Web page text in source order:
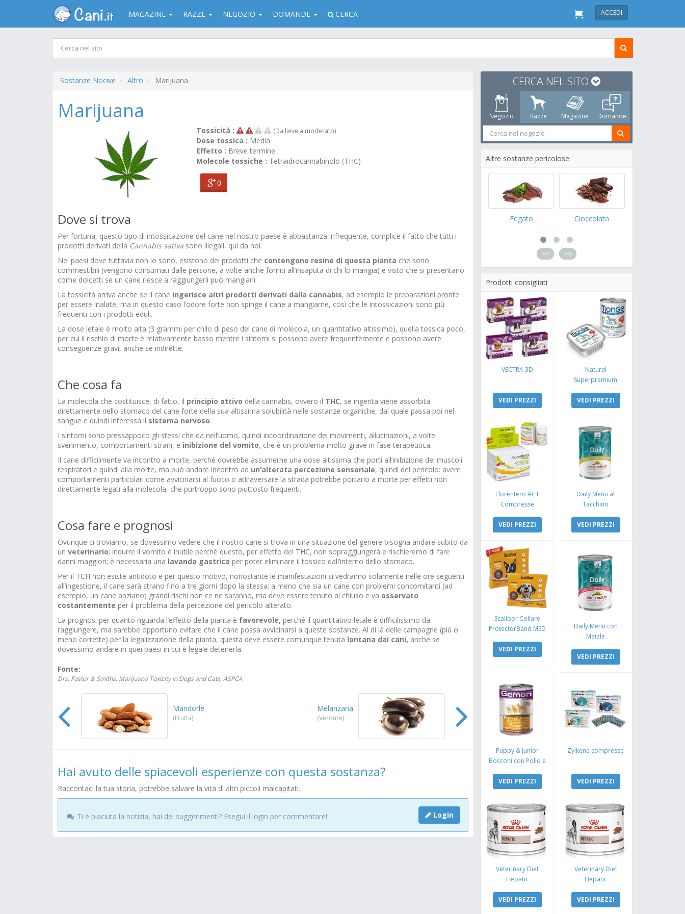
MAGAZINE RAZZE NEGOZIO DOMANDE CERCA ACCEDI
Sostanze Nocive Altro Marijuana
Marijuana
Tossicità : (Da lieve a moderato)
Dose tossica : Media
Effetto : Breve termine
Molecole tossiche : Tetraidrocannabinolo (THC)
0
Dove si trova
Per fortuna, questo tipo di intossicazione del cane nel nostro paese è abbastanza infrequente, complice il fatto che tutti i
prodotti derivati della Cannabis sativa sono illegali, qui da noi.
Nei paesi dove tuttavia non lo sono, esistono dei prodotti che contengono resine di questa pianta che sono
commestibili (vengono consumati dalle persone, a volte anche forniti all’insaputa di chi lo mangia) e visto che si presentano
come dolcetti se un cane riesce a raggiungerli può mangiarli.
La tossicità arriva anche se il cane ingerisce altri prodotti derivati dalla cannabis, ad esempio le preparazioni pronte
per essere inalate, ma in questo caso l’odore forte non spinge il cane a mangiarne, così che le intossicazioni sono più
frequenti con i prodotti eduli.
La dose letale è molto alta (3 grammi per chilo di peso del cane di molecola, un quantitativo altissimo), quella tossica poco,
per cui il rischio di morte è relativamente basso mentre i sintomi si possono avere frequentemente e possono avere
conseguenze gravi, anche se indirette.
Che cosa fa
La molecola che costituisce, di fatto, il principio attivo della cannabis, ovvero il THC, se ingerita viene assorbita
direttamente nello stomaco del cane forte della sua altissima solubilità nelle sostanze organiche, dal quale passa poi nel
sangue e quindi interessa il sistema nervoso.
I sintomi sono pressappoco gli stessi che da nell’uomo, quindi incoordinazione dei movimenti, allucinazioni, a volte
svenimento, comportamenti strani, e inibizione del vomito, che è un problema molto grave in fase terapeutica.
Il cane difficilmente va incontro a morte, perché dovrebbe assumerne una dose altissima che porti all’inibizione dei muscoli
respiratori e quindi alla morte, ma può andare incontro ad un’alterata percezione sensoriale, quindi del pericolo: avere
comportamenti particolari come avvicinarsi al fuoco o attraversare la strada potrebbe portarlo a morte per effetti non
direttamente legati alla molecola, che purtroppo sono piuttosto frequenti.
Cosa fare e prognosi
Ovunque ci troviamo, se dovessimo vedere che il nostro cane si trova in una situazione del genere bisogna andare subito da
un veterinario; indurre il vomito è inutile perché questo, per effetto del THC, non sopraggiungerà e rischieremo di fare
danni maggiori; è necessaria una lavanda gastrica per poter eliminare il tossico dall’interno dello stomaco.
Per il TCH non esiste antidoto e per questo motivo, nonostante le manifestazioni si vedranno solamente nelle ore seguenti
all’ingestione, il cane sarà strano fino a tre giorni dopo la stessa; a meno che sia un cane con problemi concomitanti (ad
esempio, un cane anziano) grandi rischi non ce ne saranno, ma deve essere tenuto al chiuso e va osservato
costantemente per il problema della percezione del pericolo alterato.
La prognosi per quanto riguarda l’effetto della pianta è favorevole, perché il quantitativo letale è difficilissimo da
raggiungere, ma sarebbe opportuno evitare che il cane possa avvicinarsi a queste sostanze. Al di là delle campagne (più o
meno corrette) per la legalizzazione della pianta, questa deve essere comunque tenuta lontana dai cani, anche se
dovessimo andare in quei paesi in cui è legale detenerla.
Fonte:
Drs. Foster & Smiths, Marijuana Toxicity in Dogs and Cats, ASPCA
Mandorle
(Frutta)
Melanzana
(Verdure)
Hai avuto delle spiacevoli esperienze con questa sostanza?
Raccontaci la tua storia, potrebbe salvare la vita di altri piccoli malcapitati.
Ti è piaciuta la notizia, hai dei suggerimenti? Esegui il login per commentare! Login
CERCA NEL SITO
Negozio Razze Magazine Domande
Altre sostanze pericolose
Fegato Cioccolato
<< >>
Prodotti consigliati
VECTRA 3D
VEDI PREZZI
Natural
Superpremium
Coniglio e Mela
VEDI PREZZI
Florentero ACT
Compresse
VEDI PREZZI
Daily Menu al
Tacchino
VEDI PREZZI
Scalibor Collare
ProtectorBand MSD
VEDI PREZZI
Daily Menu con
Maiale
VEDI PREZZI
Puppy & Junior
Bocconi con Pollo e
VEDI PREZZI
Zylkene compresse
VEDI PREZZI
Veterinary Diet
Hepatic
VEDI PREZZI
Veterinary Diet
Hepatic
VEDI PREZZI